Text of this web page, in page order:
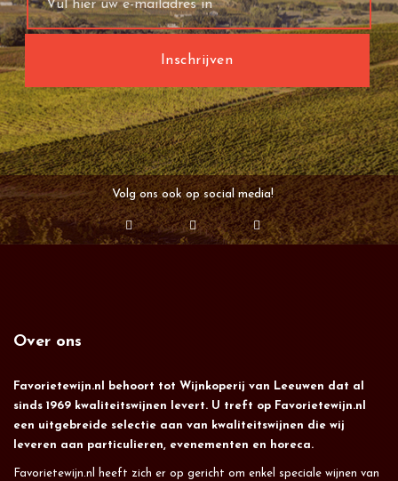
Volg ons ook op social media!
Over ons
Favorietewijn.nl behoort tot Wijnkoperij van Leeuwen dat al
sinds 1969 kwaliteitswijnen levert. U treft op Favorietewijn.nl
een uitgebreide selectie aan van kwaliteitswijnen die wij
leveren aan particulieren, evenementen en horeca.
Favorietewijn.nl heeft zich er op gericht om enkel speciale wijnen van